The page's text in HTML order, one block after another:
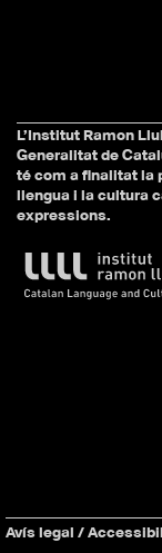
L’Institut Ramon
Generalitat de
té com a finalitat la
llengua i la cultura
expressions.
Avís legal /